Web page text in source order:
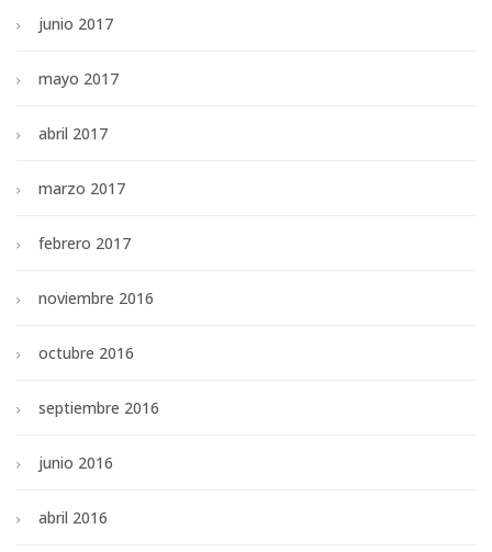
junio 2017
mayo 2017
abril 2017
marzo 2017
febrero 2017
noviembre 2016
octubre 2016
septiembre 2016
junio 2016
abril 2016